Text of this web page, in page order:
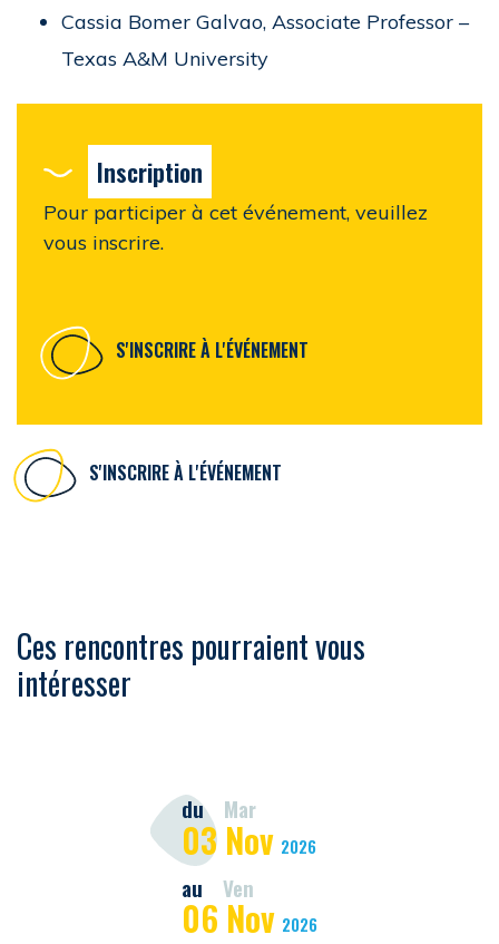
Cassia Bomer Galvao, Associate Professor –
Texas A&M University
Inscription
Pour participer à cet événement, veuillez
vous inscrire.
S'INSCRIRE À L'ÉVÉNEMENT
S'INSCRIRE À L'ÉVÉNEMENT
Ces rencontres pourraient vous
intéresser
du Mar
03 Nov 2026
au Ven
06 Nov 2026